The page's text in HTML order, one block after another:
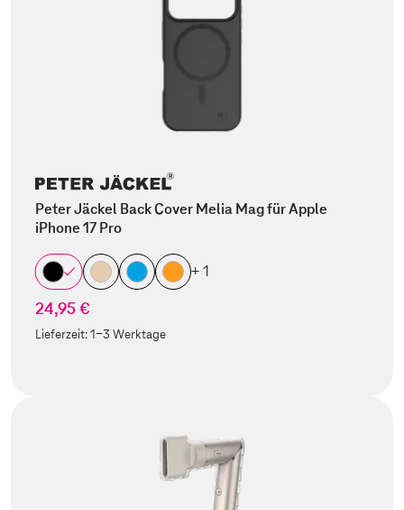
Peter Jäckel Back Cover Melia Mag für Apple
iPhone 17 Pro
+ 1
24,95 €
Lieferzeit:1-3 Werktage